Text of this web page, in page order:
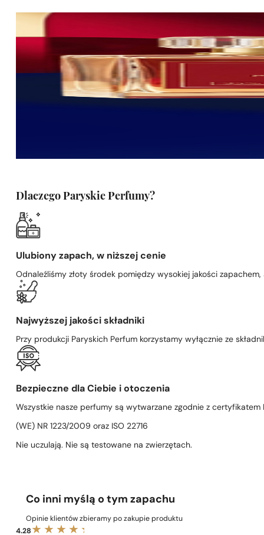
Dlaczego Paryskie Perfumy?
Ulubiony zapach, w niższej cenie
Odnaleźliśmy złoty środek pomiędzy wysokiej jakości
Najwyższej jakości składniki
Przy produkcji Paryskich Perfum korzystamy wyłącznie ze
Bezpieczne dla Ciebie i otoczenia
Wszystkie nasze perfumy są wytwarzane zgodnie z certyfikatem
(WE) NR 1223/2009 oraz ISO 22716
Nie uczulają. Nie są testowane na zwierzętach.
Co inni myślą o tym zapachu
Opinie klientów zbieramy po zakupie produktu
4.28